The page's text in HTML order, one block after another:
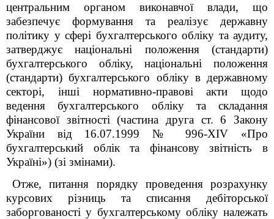
центральним органом виконавчої влади, що
забезпечує формування та реалізує державну
політику у сфері бухгалтерського обліку та аудиту,
затверджує національні положення (стандарти)
бухгалтерського обліку, національні положення
(стандарти) бухгалтерського обліку в державному
секторі, інші нормативно-правові акти щодо
ведення бухгалтерського обліку та складання
фінансової звітності (частина друга ст. 6 Закону
України від 16.07.1999 № 996-XIV «Про
бухгалтерський облік та фінансову звітність в
Україні») (зі змінами).
Отже, питання порядку проведення розрахунку
курсових різниць та списання дебіторської
заборгованості у бухгалтерському обліку належать